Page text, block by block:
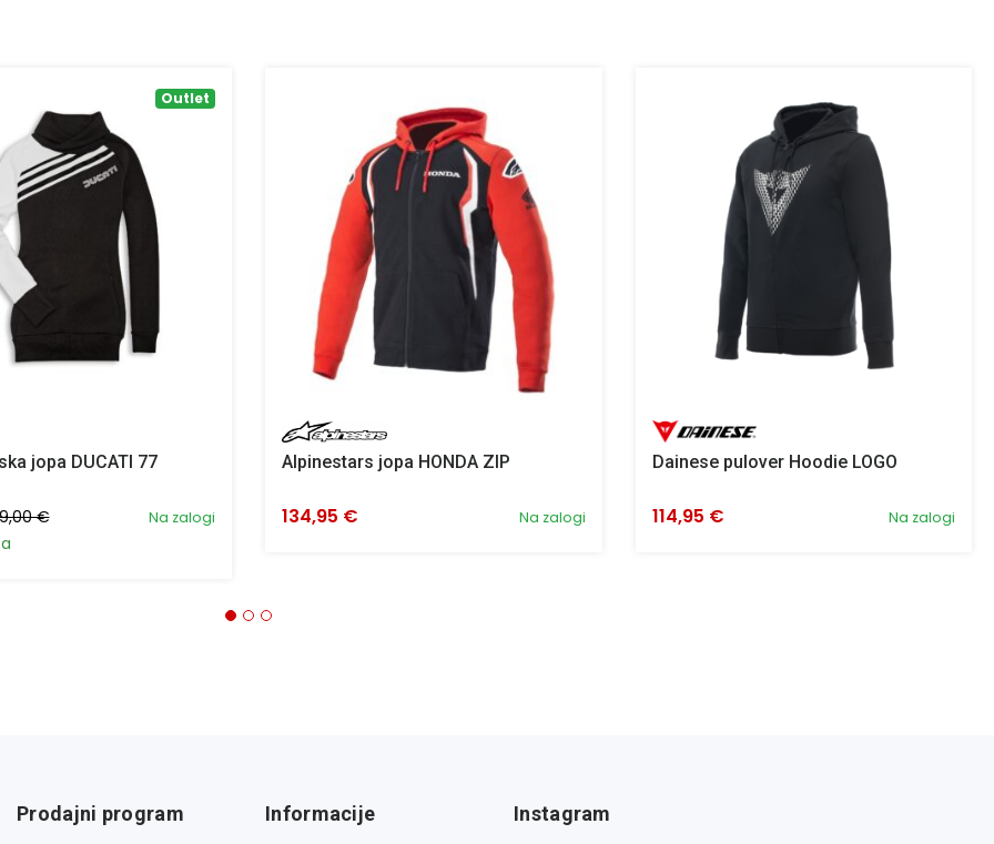
Outlet
jopa DUCATI 77
Na zalogi
€
Alpinestars jopa HONDA ZIP
Na zalogi
134,95 €
Dainese pulover Hoodie LOGO
Na zalogi
114,95 €
Prodajni program Informacije Instagram